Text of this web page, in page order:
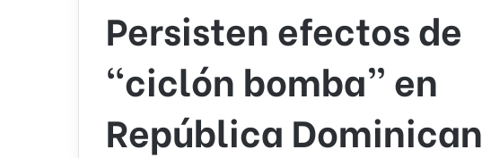
Persisten efectos de
“ciclón bomba” en
República